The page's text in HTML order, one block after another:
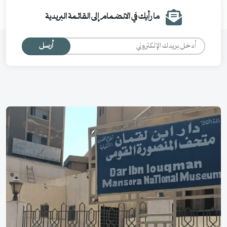
ما رأيك في الانضمام إلى القائمة البريدية
أرسل